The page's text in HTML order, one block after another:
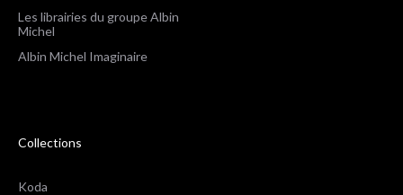
Les librairies du groupe Albin
Michel
Albin Michel Imaginaire
Collections
Koda